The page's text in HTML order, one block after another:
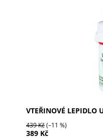
Vteřinové lepidlo
03-1000
al
VTEŘINOVÉ LEPIDLO
439 Kč(–11 %)
389 Kč